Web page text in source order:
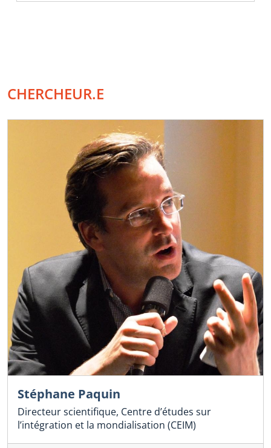
CHERCHEUR.E
Stéphane Paquin
Directeur scientifique, Centre d’études sur
l’intégration et la mondialisation (CEIM)